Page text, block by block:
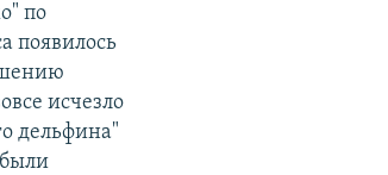
по
появилось
исчезло
дельфина"